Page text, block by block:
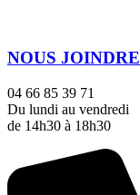
NOUS JOINDRE
04 66 85 39 71
Du lundi au vendredi
de 14h30 à 18h30